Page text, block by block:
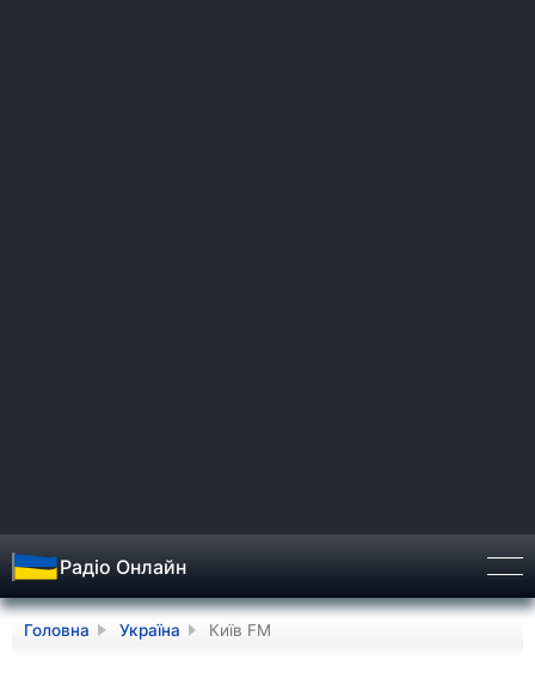
Радіо Онлайн
Головна Україна Київ FM